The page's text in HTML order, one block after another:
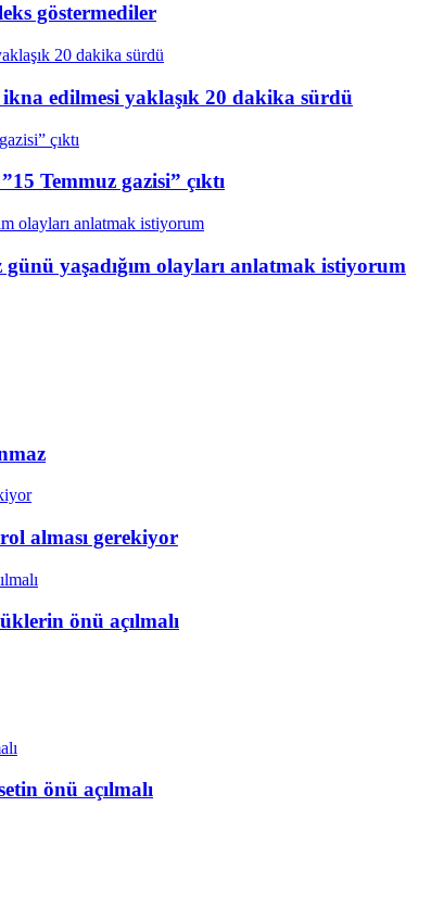
göstermediler
edilmesi yaklaşık 20 dakika sürdü
Temmuz gazisi” çıktı
yaşadığım olayları anlatmak istiyorum
alması gerekiyor
önü açılmalı
önü açılmalı